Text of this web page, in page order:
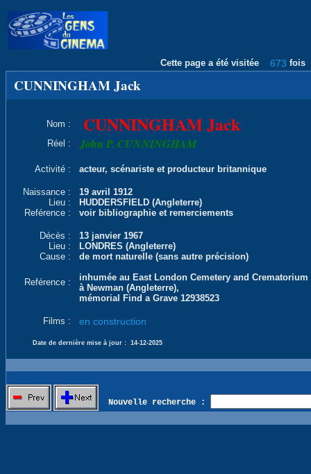
Cette page a été visitée 673 fois
CUNNINGHAM Jack
Nom : CUNNINGHAM Jack
Réel : John P. CUNNINGHAM
Activité : acteur, scénariste et producteur britannique
Naissance :
19 avril 1912
Lieu :
HUDDERSFIELD (Angleterre)
Reférence :
voir bibliographie et remerciements
Décès :
13 janvier 1967
Lieu :
LONDRES (Angleterre)
Cause :
de mort naturelle (sans autre précision)
Reférence :
inhumée au East London Cemetery and Crematorium
à Newman (Angleterre),
mémorial Find a Grave 12938523
Films : en construction
Date de dernière mise à jour : 14-12-2025
Nouvelle recherche :